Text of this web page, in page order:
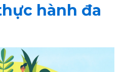
hành đa